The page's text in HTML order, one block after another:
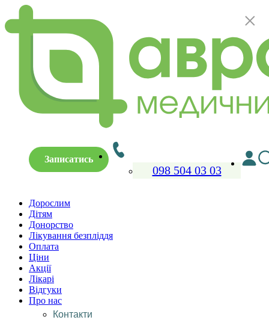
Записатись
098 504 03 03
Дорослим
Дітям
Донорство
Лікування безпліддя
Оплата
Ціни
Акції
Лікарі
Відгуки
Про нас
Контакти
×